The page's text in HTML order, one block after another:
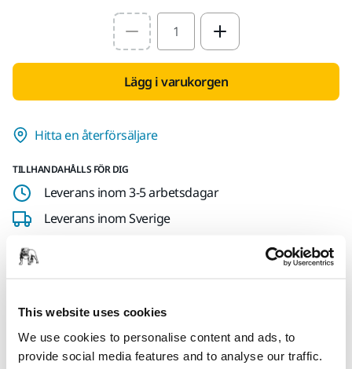
This website uses cookies
We use cookies to personalise content and ads, to
provide social media features and to analyse our traffic.
Select quantity value
Lägg i varukorgen
Hitta en återförsäljare
TILLHANDAHÅLLS FÖR DIG
Leverans inom 3-5 arbetsdagar
Leverans inom Sverige